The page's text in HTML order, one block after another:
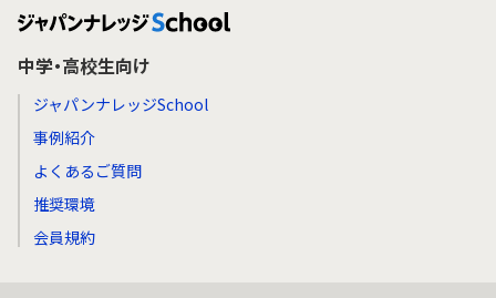
中学・高校生向け
ジャパンナレッジSchool
事例紹介
よくあるご質問
推奨環境
会員規約